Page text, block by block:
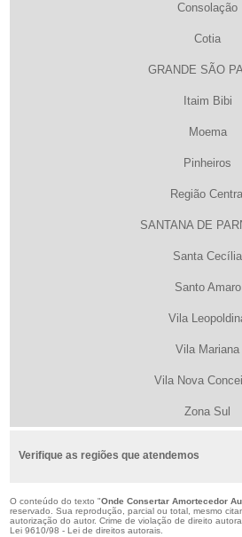
Consolação
Cotia
GRANDE SÃO
Itaim Bibi
Moema
Pinheiros
Região Central
SANTANA DE
Santa Cecília
Santo Amaro
Vila
Vila Mariana
Vila Nova
Zona Sul
Verifique as regiões que atendemos
O conteúdo do texto "Onde Consertar Amortecedor
reservado. Sua reprodução, parcial ou total, mesmo
autorização do autor. Crime de violação de direito
Lei 9610/98 - Lei de direitos autorais